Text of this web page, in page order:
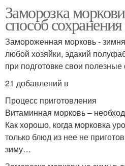
Заморозка
способ
Замороженная морковь -
любой хозяйки, эдакий
при подготовке свои полезные
21 добавлений в
Процесс приготовления
Витаминная морковь –
Как хорошо, когда морковка
только блюд из нее не
зиму…